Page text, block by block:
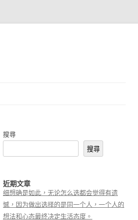
搜尋
搜尋
近期文章
细想确是如此，无论怎么选都会觉得有遗
憾，因为做出选择的是同一个人，一个人的
想法和心态最终决定生活态度。